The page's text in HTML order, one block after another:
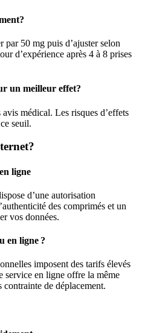
par 50 mg puis d’ajuster selon
d’expérience après 4 à 8 prises
un meilleur effet?
médical. Les risques d’effets
seuil.
ligne
d’une autorisation
des comprimés et un
vos données.
en ligne ?
imposent des tarifs élevés
service en ligne offre la même
de déplacement.